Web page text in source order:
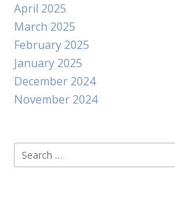
April 2025
March 2025
February 2025
January 2025
December 2024
November 2024
Search
for: